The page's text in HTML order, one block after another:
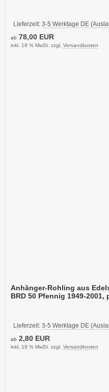
Lieferzeit: 3-5 Werktage DE
ab 78,00 EUR
inkl. 19 % MwSt. zzgl. Versandkosten
Anhänger-Rohling aus
BRD 50 Pfennig 1949-
Lieferzeit: 3-5 Werktage DE
ab 2,80 EUR
inkl. 19 % MwSt. zzgl. Versandkosten